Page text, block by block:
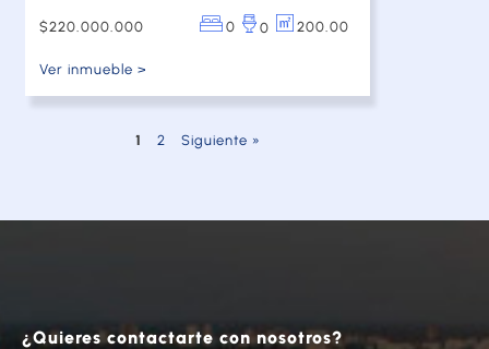
$220.000.000 0 0 200.00
Ver inmueble >
1 2 Siguiente »
¿Quieres contactarte con nosotros?